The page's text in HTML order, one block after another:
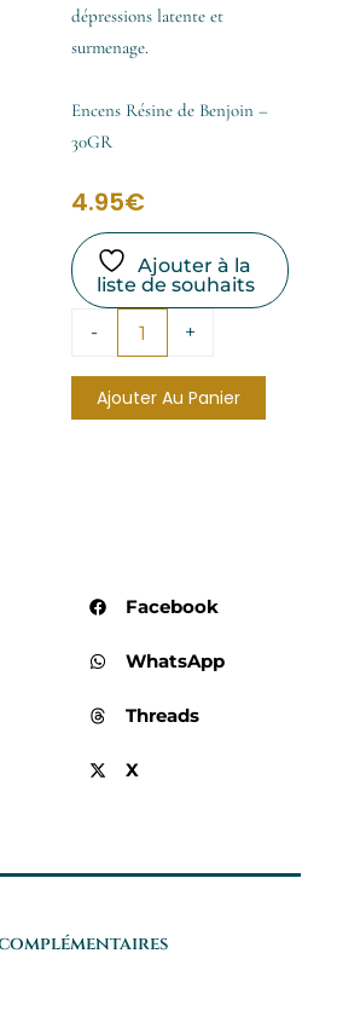
dépressions latente et
surmenage.
Encens Résine de Benjoin –
30GR
4.95€
Ajouter à la
liste de souhaits
-
de
Résine
de
+
Ajouter Au Panier
Facebook
WhatsApp
Threads
X